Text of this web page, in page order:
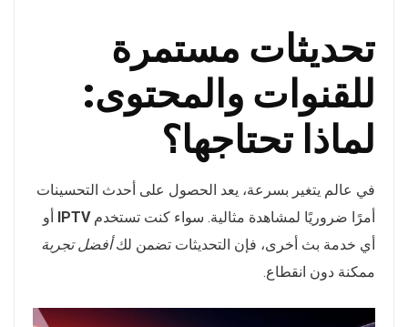
تحديثات مستمرة
للقنوات والمحتوى:
لماذا تحتاجها؟
في عالم يتغير بسرعة، يعد الحصول على أحدث التحسينات
أمرًا ضروريًا لمشاهدة مثالية. سواء كنت تستخدمIPTV أو
أي خدمة بث أخرى، فإن التحديثات تضمن لكأفضل تجربة
ممكنة دون انقطاع.